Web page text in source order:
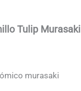
Tulip Murasaki
murasaki